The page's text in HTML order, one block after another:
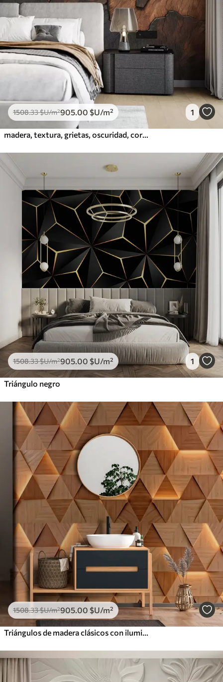
1508.33$U/m²905 .00 $U/m² 1
1508.33$U/m²905 .00 $U/m² 1
Triángulo negro
1508.33$U/m²905 .00 $U/m²